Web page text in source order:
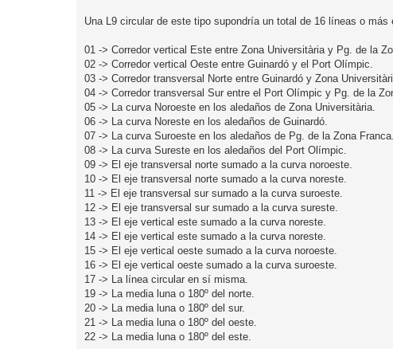
Una L9 circular de este tipo supondría un total de 16 líneas o
01 -> Corredor vertical Este entre Zona Universitària y Pg. de la
02 -> Corredor vertical Oeste entre Guinardó y el Port Olímpic.
03 -> Corredor transversal Norte entre Guinardó y Zona
04 -> Corredor transversal Sur entre el Port Olímpic y Pg. de la
05 -> La curva Noroeste en los aledaños de Zona Universitària.
06 -> La curva Noreste en los aledaños de Guinardó.
07 -> La curva Suroeste en los aledaños de Pg. de la Zona Franca.
08 -> La curva Sureste en los aledaños del Port Olímpic.
09 -> El eje transversal norte sumado a la curva noroeste.
10 -> El eje transversal norte sumado a la curva noreste.
11 -> El eje transversal sur sumado a la curva suroeste.
12 -> El eje transversal sur sumado a la curva sureste.
13 -> El eje vertical este sumado a la curva noreste.
14 -> El eje vertical este sumado a la curva noreste.
15 -> El eje vertical oeste sumado a la curva noroeste.
16 -> El eje vertical oeste sumado a la curva suroeste.
17 -> La línea circular en sí misma.
19 -> La media luna o 180º del norte.
20 -> La media luna o 180º del sur.
21 -> La media luna o 180º del oeste.
22 -> La media luna o 180º del este.